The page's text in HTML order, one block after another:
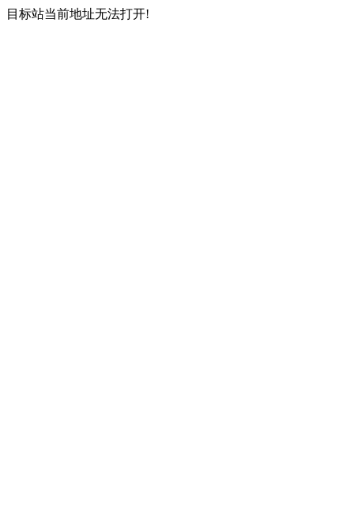
目标站当前地址无法打开!